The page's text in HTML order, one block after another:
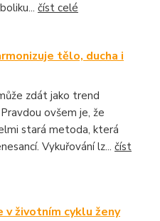
číst celé
tělo, ducha i
zdát jako trend
ovšem je, že
stará metoda, která
Vykuřování lz... číst
životním cyklu ženy